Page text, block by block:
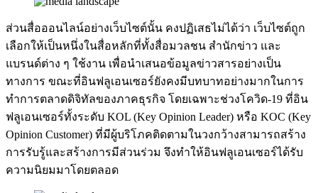
ส่วนสื่อออนไลน์อย่างเว็บไซต์นั้น คงปฏิเสธไม่ได้ว่า เว็บไซต์ถูก
เลือกให้เป็นหนึ่งในสื่อหลักที่ทั้งสื่อมวลชน สำนักข่าว และ
แบรนด์ต่าง ๆ ใช้งาน เพื่อนำเสนอข้อมูลข่าวสารอย่างเป็น
ทางการ ขณะที่อินฟลูเอนเซอร์ยังคงมีบทบาทอย่างมากในการ
ทำการตลาดดิจิทัลของภาคธุรกิจ โดยเฉพาะช่วงโควิด-19 ที่อิน
ฟลูเอนเซอร์ทั้งระดับ KOL (Key Opinion Leader) หรือ KOC (Key
Opinion Customer) ที่มีผู้บริโภคติดตามในวงกว้างสามารถสร้าง
การรับรู้และสร้างการมีส่วนร่วม จึงทำให้อินฟลูเอนเซอร์ได้รับ
ความนิยมมาโดยตลอด